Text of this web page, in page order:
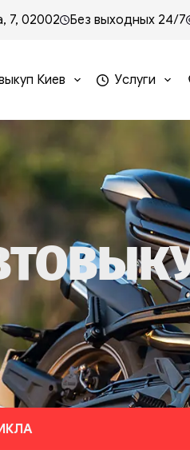
7, 02002 Без выходных 24/7
Киев Услуги